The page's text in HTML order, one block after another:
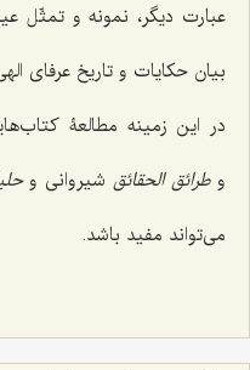
عبارت دیگر، نمونه و تمثّل
بیان حکایات و تاریخ عرفای
در این زمینه مطالعۀ
وطرائق الحقائق شیروانی و
می‌تواند مفید باشد.